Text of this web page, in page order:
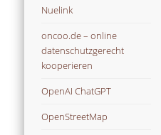
Nuelink
oncoo.de – online
datenschutzgerecht
kooperieren
OpenAI ChatGPT
OpenStreetMap